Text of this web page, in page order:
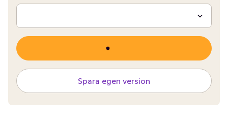
Spara egen version